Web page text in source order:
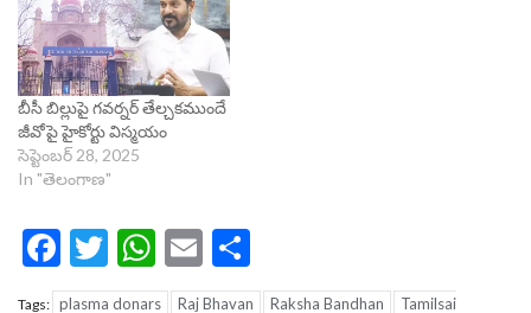
బీసీ బిల్లుపై గవర్నర్‌ తేల్చకముందే
జీవోపై హైకోర్టు విస్మయం
సెప్టెంబర్ 28, 2025
In "తెలంగాణ"
Facebook
Twitter
WhatsApp
Email
Tags: plasma donars Raj Bhavan Raksha Bandhan
Tamilsai